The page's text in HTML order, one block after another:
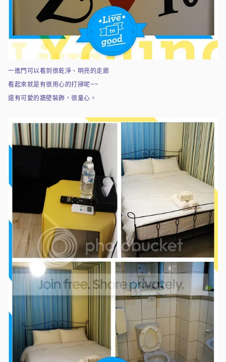
一進門可以看到很乾淨、明亮的走廊
看起來就是有很用心的打掃呢~~
還有可愛的牆壁裝飾，很童心。